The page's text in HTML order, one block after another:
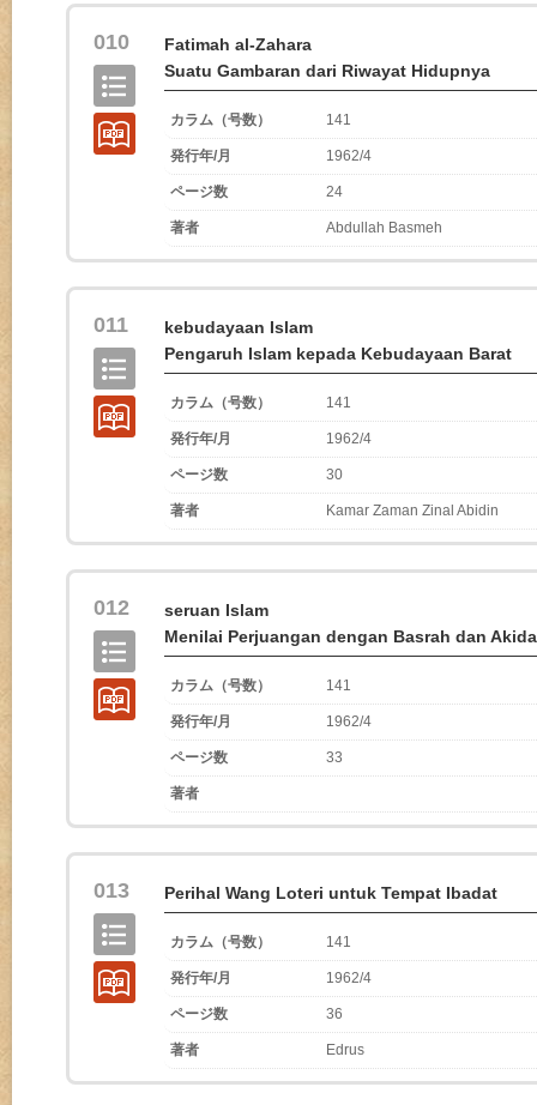
010
Fatimah al-Zahara
Suatu Gambaran dari Riwayat Hidupnya
カラム（号数） 141
発行年/月 1962/4
ページ数 24
著者 Abdullah Basmeh
011
kebudayaan Islam
Pengaruh Islam kepada Kebudayaan Barat
カラム（号数） 141
発行年/月 1962/4
ページ数 30
著者 Kamar Zaman Zinal Abidin
012
seruan Islam
Menilai Perjuangan dengan Basrah dan
カラム（号数） 141
発行年/月 1962/4
ページ数 33
著者
013 Perihal Wang Loteri untuk Tempat Ibadat
カラム（号数） 141
発行年/月 1962/4
ページ数 36
著者 Edrus